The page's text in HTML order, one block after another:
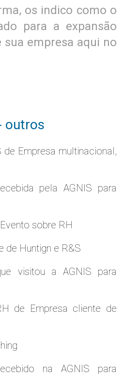
os indico como o
para a expansão
sua empresa aqui no
outros
de Empresa multinacional,
pela AGNIS para
sobre RH
de Huntign e R&S
visitou a AGNIS para
de Empresa cliente de
na AGNIS para